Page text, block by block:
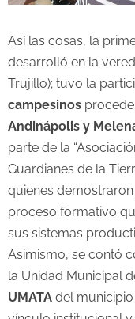
Así las cosas, la
desarrolló en la
Trujillo); tuvo la
campesinos
Andinápolis y
parte de la
Guardianes de la
quienes
proceso formativo
sus sistemas
Asimismo, se contó
la Unidad Municipal
UMATA del